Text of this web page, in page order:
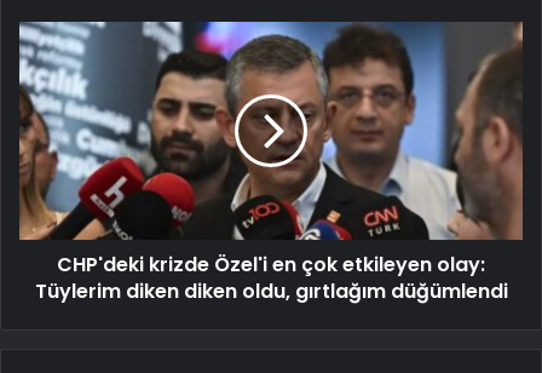
CHP'deki krizde Özel'i en çok etkileyen olay:
Tüylerim diken diken oldu, gırtlağım düğümlendi